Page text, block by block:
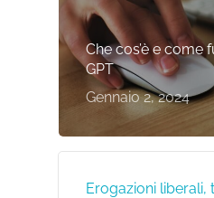
Che cos’è e come
GPT
Gennaio 2, 2024
Erogazioni